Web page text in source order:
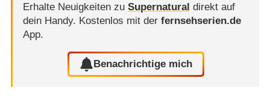
Erhalte Neuigkeiten zu Supernatural direkt auf
dein Handy. Kostenlos mit der fernsehserien.de
App.
Benachrichtige mich